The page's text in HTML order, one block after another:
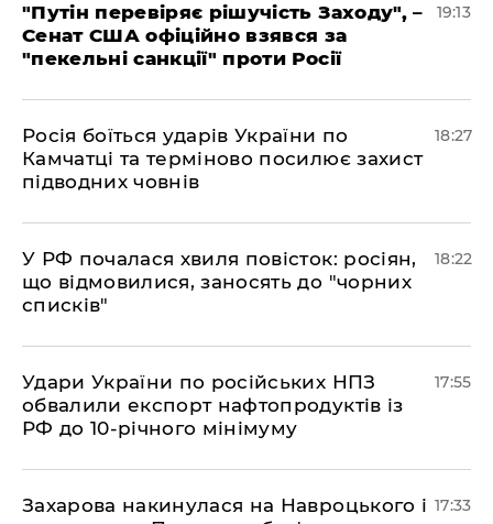
​"Путін перевіряє рішучість Заходу", –
Сенат США офіційно взявся за
"пекельні санкції" проти Росії
19:13
​Росія боїться ударів України по
Камчатці та терміново посилює захист
підводних човнів
18:27
​У РФ почалася хвиля повісток: росіян,
що відмовилися, заносять до "чорних
списків"
18:22
​Удари України по російських НПЗ
обвалили експорт нафтопродуктів із
РФ до 10-річного мінімуму
17:55
​Захарова накинулася на Навроцького і 17:33